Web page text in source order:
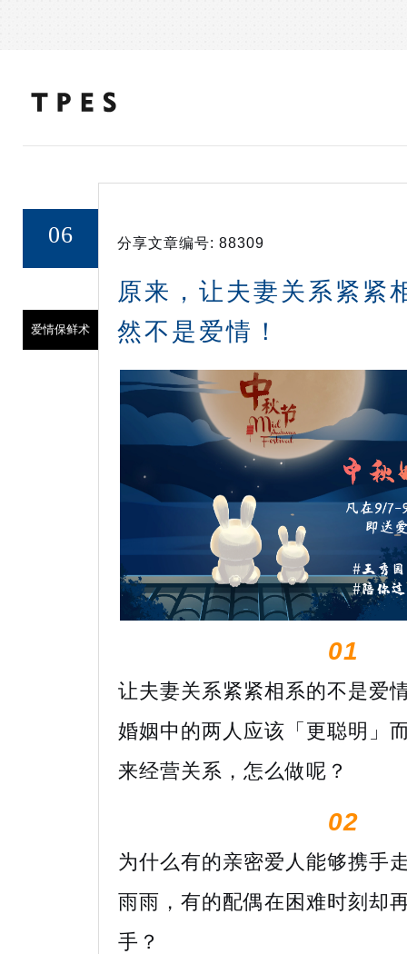
06 分享文章编号: 88309
爱情保鲜术
原来，让夫妻关系紧紧
然不是爱情！
01
让夫妻关系紧紧相系的不是爱
婚姻中的两人应该「更聪明」
来经营关系，怎么做呢？
02
为什么有的亲密爱人能够携手
雨雨，有的配偶在困难时刻却
手？